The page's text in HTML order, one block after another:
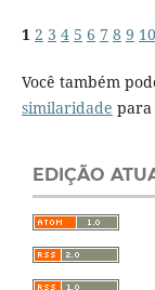
1 2 3 4 5 6 7 8 9 10
Você também
similaridade para
EDIÇÃO